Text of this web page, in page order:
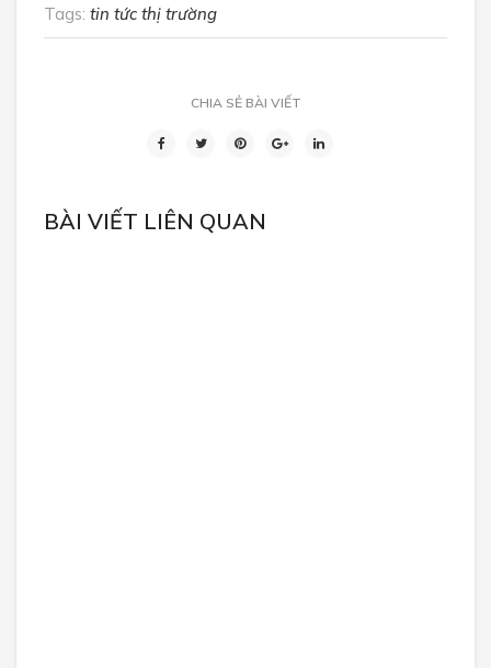
Tags: tin tức thị trường
CHIA SẺ BÀI VIẾT
BÀI VIẾT LIÊN QUAN